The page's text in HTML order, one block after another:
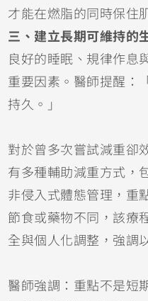
才能在燃脂的同時保住
三、建立長期可維持的
良好的睡眠、規律作息
重要因素。醫師提醒：
持久。」
對於曾多次嘗試減重卻
有多種輔助減重方式，
非侵入式體態管理，重
節食或藥物不同，該療
全與個人化調整，強調
醫師強調：重點不是短